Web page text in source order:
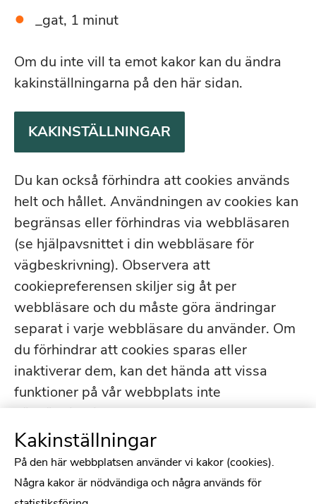
_gat, 1 minut
Om du inte vill ta emot kakor kan du ändra
kakinställningarna på den här sidan.
KAKINSTÄLLNINGAR
Du kan också förhindra att cookies används
helt och hållet. Användningen av cookies kan
begränsas eller förhindras via webbläsaren
(se hjälpavsnittet i din webbläsare för
vägbeskrivning). Observera att
cookiepreferensen skiljer sig åt per
webbläsare och du måste göra ändringar
separat i varje webbläsare du använder. Om
du förhindrar att cookies sparas eller
inaktiverar dem, kan det hända att vissa
funktioner på vår webbplats inte
nödvändigtvis fungerar korrekt.
Kakinställningar
På den här webbplatsen använder vi kakor (cookies).
Några kakor är nödvändiga och några används för